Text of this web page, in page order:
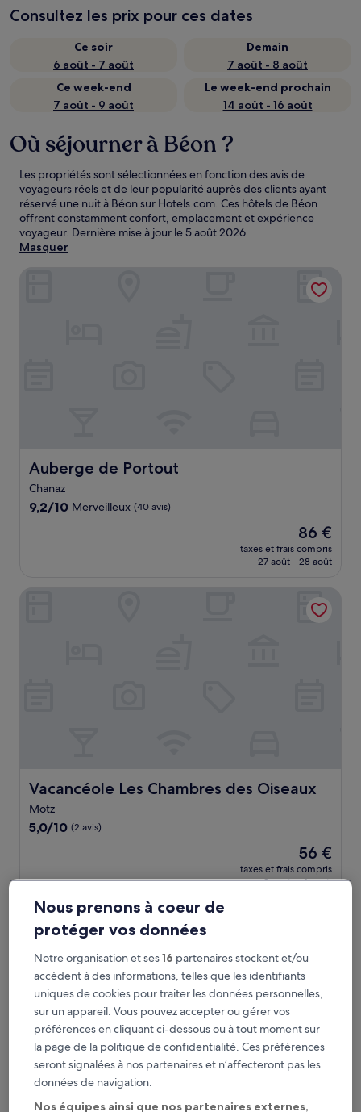
Consultez les prix pour ces dates
Ce soir
6 août - 7 août
Demain
7 août - 8 août
Ce week-end
7 août - 9 août
Le week-end prochain
14 août - 16 août
Où séjourner à Béon ?
Les propriétés sont sélectionnées en fonction des avis de
voyageurs réels et de leur popularité auprès des clients ayant
réservé une nuit à Béon sur Hotels.com. Ces hôtels de Béon
offrent constamment confort, emplacement et expérience
voyageur. Dernière mise à jour le5 août 2026.
Masquer
Auberge de Portout
Auberge de Portout
Chanaz
9.2
9,2/10 Merveilleux (40 avis)
Le
nouveau
prix
de
86 €
86 €
taxes et frais compris
27 août - 28 août
Vacancéole Les Chambres des Oiseaux
Vacancéole Les Chambres des Oiseaux
Motz
5.0
5,0/10 (2 avis)
Le
nouveau
prix
56 €
taxes et frais compris
3 sept. - 4 sept.
La Ferme de Coron
La Ferme de Coron
Nous prenons à coeur de
protéger vos données
Notre organisation et ses16 partenaires stockent et/ou
accèdent à des informations, telles que les identifiants
uniques de cookies pour traiter les données personnelles,
sur un appareil. Vous pouvez accepter ou gérer vos
préférences en cliquant ci-dessous ou à tout moment sur
la page de la politique de confidentialité. Ces préférences
seront signalées à nos partenaires et n’affecteront pas les
données de navigation.
Nos équipes ainsi que nos partenaires externes,